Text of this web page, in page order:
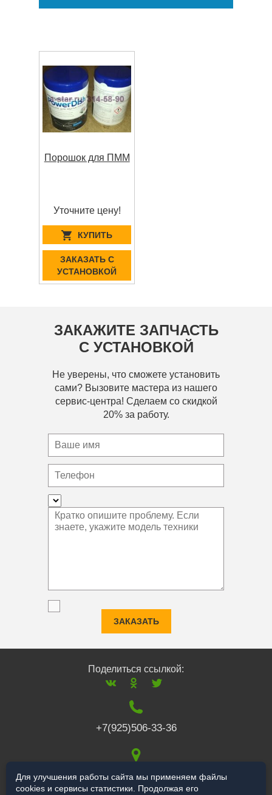
Порошок для ПММ
Уточните цену!
КУПИТЬ
ЗАКАЗАТЬ С
УСТАНОВКОЙ
ЗАКАЖИТЕ ЗАПЧАСТЬ
С УСТАНОВКОЙ
Не уверены, что сможете установить
сами? Вызовите мастера из нашего
сервис-центра! Сделаем со скидкой
20% за работу.
ЗАКАЗАТЬ
Поделиться ссылкой:
+7(925)506-33-36
117519,г. Москва,
Варшавское ш., 132
Для улучшения работы сайта мы применяем файлы
cookies и сервисы статистики. Продолжая его